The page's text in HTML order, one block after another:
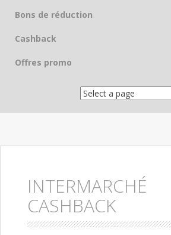
Bons de réduction
Cashback
Offres promo
INTERMARCHÉ
CASHBACK